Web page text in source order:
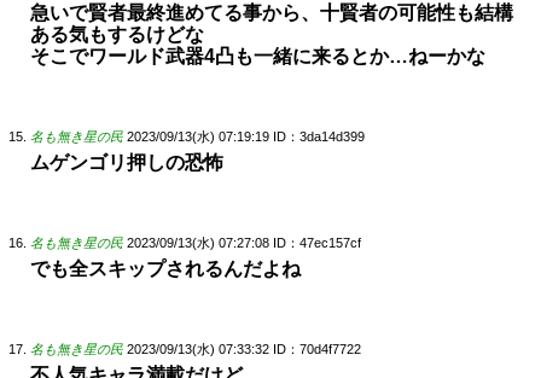
急いで賢者最終進めてる事から、十賢者の可能性も結構
ある気もするけどな
そこでワールド武器4凸も一緒に来るとか…ねーかな
名も無き星の民 2023/09/13(水) 07:19:19 ID：3da14d399
ムゲンゴリ押しの恐怖
名も無き星の民 2023/09/13(水) 07:27:08 ID：47ec157cf
でも全スキップされるんだよね
名も無き星の民 2023/09/13(水) 07:33:32 ID：70d4f7722